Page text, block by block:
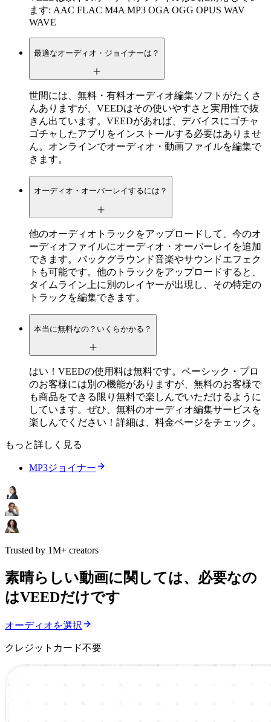
ます: AAC FLAC M4A MP3 OGA OGG OPUS WAV
WAVE
最適なオーディオ・ジョイナーは？
世間には、無料・有料オーディオ編集ソフトがたくさ
んありますが、VEEDはその使いやすさと実用性で抜
きん出ています。VEEDがあれば、デバイスにゴチャ
ゴチャしたアプリをインストールする必要はありませ
ん。オンラインでオーディオ・動画ファイルを編集で
きます。
オーディオ・オーバーレイするには？
他のオーディオトラックをアップロードして、今のオ
ーディオファイルにオーディオ・オーバーレイを追加
できます。バックグラウンド音楽やサウンドエフェク
トも可能です。他のトラックをアップロードすると、
タイムライン上に別のレイヤーが出現し、その特定の
トラックを編集できます。
本当に無料なの？いくらかかる？
はい！VEEDの使用料は無料です。ベーシック・プロ
のお客様には別の機能がありますが、無料のお客様で
も商品をできる限り無料で楽しんでいただけるように
しています。ぜひ、無料のオーディオ編集サービスを
楽しんでください！詳細は、料金ページをチェック。
もっと詳しく見る
MP3ジョイナー
Trusted by 1M+ creators
素晴らしい動画に関しては、必要なの
はVEEDだけです
オーディオを選択
クレジットカード不要